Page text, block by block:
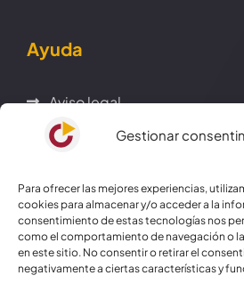
Gestionar
Para ofrecer las mejores experiencias,
cookies para almacenar y/o acceder a la
consentimiento de estas tecnologías nos
como el comportamiento de navegación o
en este sitio. No consentir o retirar el
negativamente a ciertas características y
Ayuda
Aviso legal
Política de cookies
Política de privacidad
Términos y condiciones